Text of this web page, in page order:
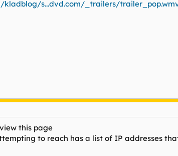
s...dvd.com/_trailers/
this page
to reach has a list of IP addresses